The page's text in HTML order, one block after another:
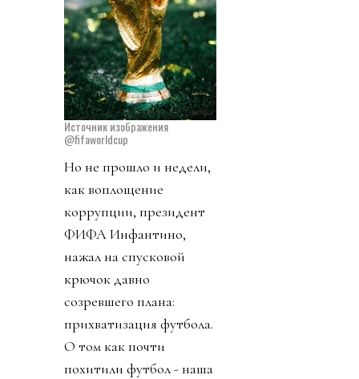
Источник изображения
@fifaworldcup
Но не прошло и недели,
как воплощение
коррупции, президент
ФИФА Инфантино,
нажал на спусковой
крючок давно
созревшего плана:
прихватизация футбола.
О том как почти
похитили футбол - наша